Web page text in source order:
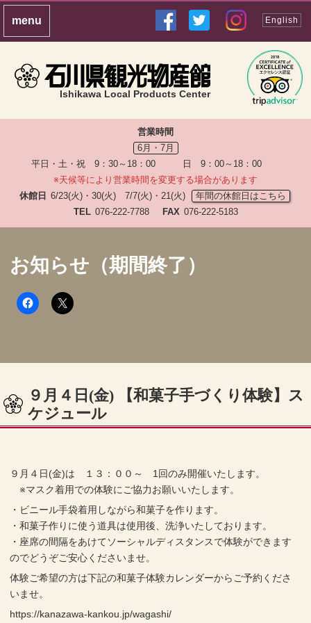
Ishikawa Local Products Center
English
営業時間
6月・7月
平日・土・祝 9：30～18：00 日 9：00～18：00
※天候等により営業時間を変更する場合があります
休館日 6/23(火)・30(火) 7/7(火)・21(火)
年間の休館日はこちら
TEL 076-222-7788 FAX 076-222-5183
お知らせ（期間終了）
９月４日(金) 【和菓子手づくり体験】ス
ケジュール
９月４日(金)は １３：００～ 1回のみ開催いたします。
※マスク着用での体験にご協力お願いいたします。
・ビニール手袋着用しながら和菓子を作ります。
・和菓子作りに使う道具は使用後、洗浄いたしております。
・座席の間隔をあけてソーシャルディスタンスで体験ができます
のでどうぞご安心くださいませ。
体験ご希望の方は下記の和菓子体験カレンダーからご予約くださ
いませ。
https://kanazawa-kankou.jp/wagashi/